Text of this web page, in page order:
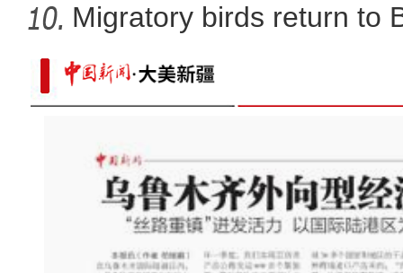
实拍新疆一万泉景
Migratory birds return to